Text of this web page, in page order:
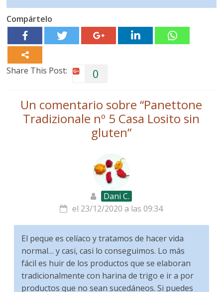
Compártelo
Share This Post: 0
Un comentario sobre “Panettone
Tradizionale nº 5 Casa Losito sin
gluten”
Dani C.
el 23/12/2020 a las 09:34
El peque es celíaco y tratamos de hacer vida
normal… y casi, casi lo conseguimos. Lo más
fácil es huir de los productos que se elaboran
tradicionalmente con harina de trigo e ir a por
productos que no sean sucedáneos. Si puedes